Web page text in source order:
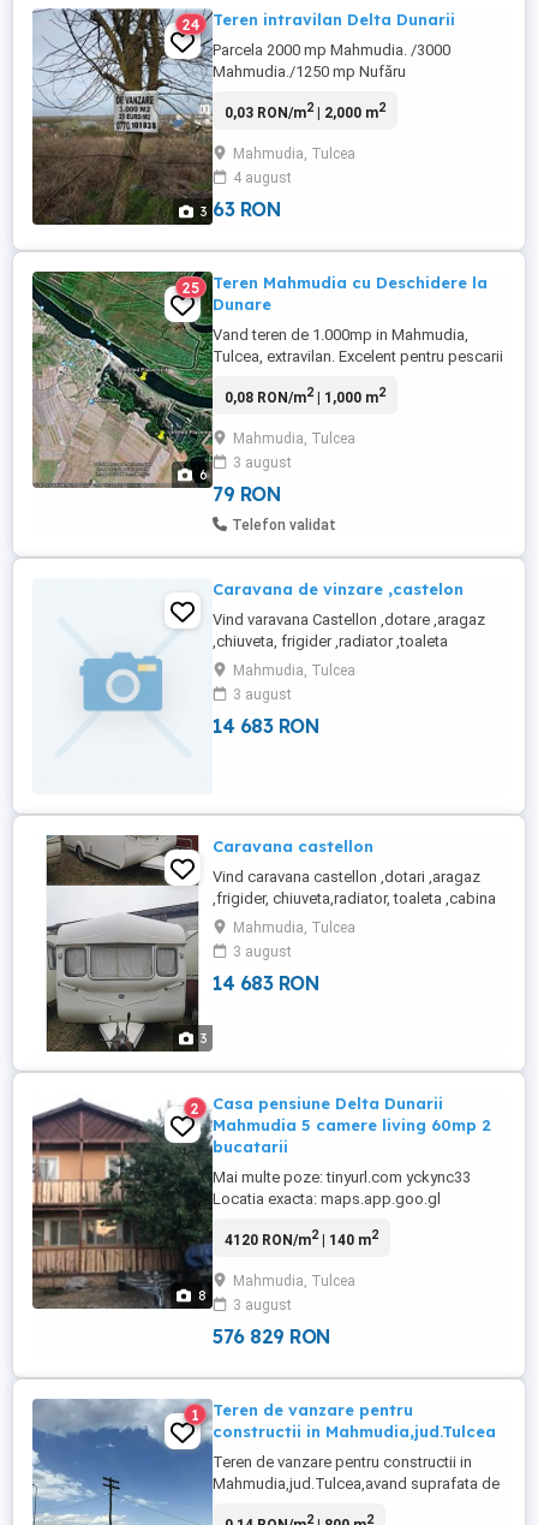
3
24 Teren intravilan Delta Dunarii
Parcela 2000 mp Mahmudia. /3000
Mahmudia./1250 mp Nufăru
0,03 RON/m2| 2,000 m2
Mahmudia, Tulcea
4 august
63 RON
6
25
Teren Mahmudia cu Deschidere la
Dunare
Vand teren de 1.000mp in Mahmudia,
Tulcea, extravilan. Excelent pentru pescarii
in Delta, pentru a pune o rulota sau
de cate 500mp - se vand doar impreuna -
pentru ca pe unul se poate pune rulota
sau cortul, si ...
0,08 RON/m2| 1,000 m2
Mahmudia, Tulcea
3 august
79 RON
Telefon validat
Caravana de vinzare ,castelon
Vind varavana Castellon ,dotare ,aragaz
,chiuveta, frigider ,radiator ,toaleta
,dus,pat dublu,,
Mahmudia, Tulcea
3 august
14 683 RON
3
Caravana castellon
Vind caravana castellon ,dotari ,aragaz
,frigider, chiuveta,radiator, toaleta ,cabina
dus,, . Caravana are 2 motoare electrice si
se poate deplasa cu telecomanda.
Mahmudia, Tulcea
3 august
14 683 RON
8
2
Casa pensiune Delta Dunarii
Mahmudia 5 camere living 60mp 2
bucatarii
Mai multe poze: tinyurl.com yckync33
Locatia exacta: maps.app.goo.gl
g_st=com.google.maps.preview.copy Se
Dunarii, construit in anul 2016. Este situat
pe str.Eternitatii, nr.7, in localitatea
Mahmudia, judetul Tulcea; aprox. 32 km
4120 RON/m2| 140 m2
Mahmudia, Tulcea
3 august
576 829 RON
1
Teren de vanzare pentru
constructii in Mahmudia,jud.Tulcea
Teren de vanzare pentru constructii in
Mahmudia,jud.Tulcea,avand suprafata de
2 2